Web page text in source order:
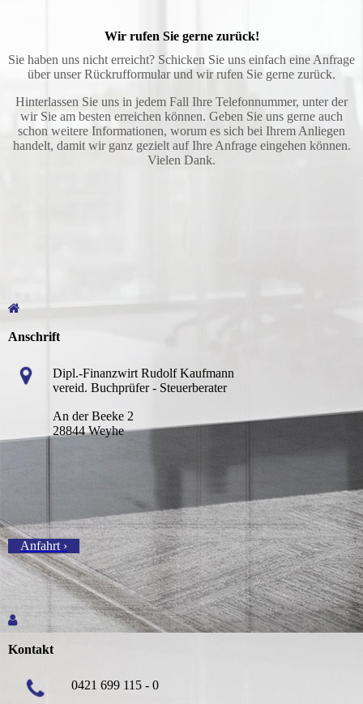
Wir rufen Sie gerne zurück!
Sie haben uns nicht erreicht? Schicken Sie uns einfach eine Anfrage
über unser Rückrufformular und wir rufen Sie gerne zurück.
Hinterlassen Sie uns in jedem Fall Ihre Telefon­nummer, unter der
wir Sie am besten erreichen können. Geben Sie uns gerne auch
schon weitere Informationen, worum es sich bei Ihrem Anliegen
handelt, damit wir ganz gezielt auf Ihre Anfrage eingehen können.
Vielen Dank.
Anschrift
Dipl.-Finanzwirt Rudolf Kaufmann
vereid. Buchprüfer - Steuerberater
An der Beeke 2
28844 Weyhe
Anfahrt ›
Kontakt
0421 699 115 - 0